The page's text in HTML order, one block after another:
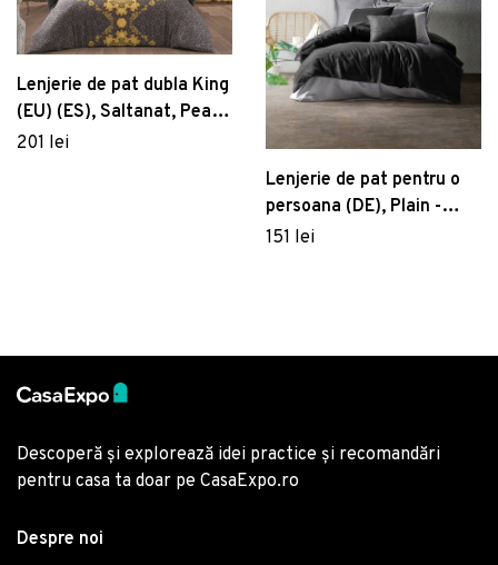
Lenjerie de pat dubla King
(EU) (ES), Saltanat, Pearl
Home, Bumbac Ranforce
201 lei
Lenjerie de pat pentru o
persoana (DE), Plain -
Black, Grey, Cutie de
151 lei
Descoperă și explorează idei practice și recomandări
pentru casa ta doar pe CasaExpo.ro
Despre noi